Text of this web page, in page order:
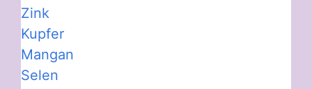
Zink
Kupfer
Mangan
Selen